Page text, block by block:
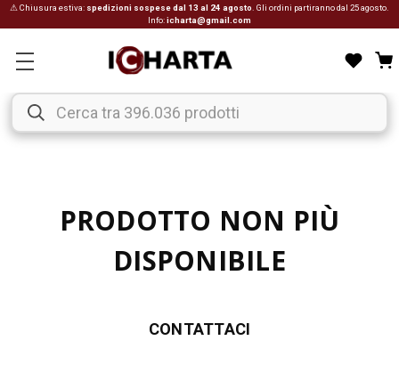
⚠ Chiusura estiva: spedizioni sospese dal 13 al 24 agosto . Gli ordini partiranno dal 25 agosto.
Info:icharta@gmail.com
PRODOTTO NON PIÙ
DISPONIBILE
CONTATTACI